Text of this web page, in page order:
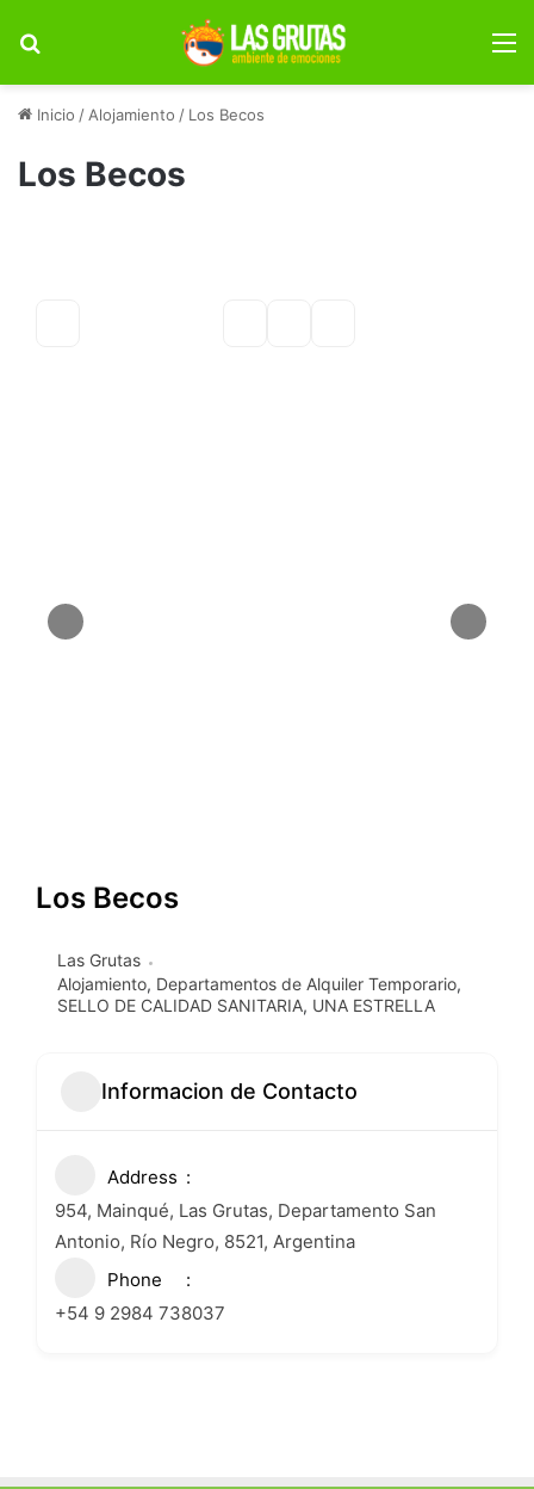
Inicio / Alojamiento / Los Becos
Los Becos
Los Becos
Las Grutas
Alojamiento, Departamentos de Alquiler Temporario,
SELLO DE CALIDAD SANITARIA, UNA ESTRELLA
Informacion de Contacto
Address
954, Mainqué, Las Grutas, Departamento San
Antonio, Río Negro, 8521, Argentina
Phone
+54 9 2984 738037